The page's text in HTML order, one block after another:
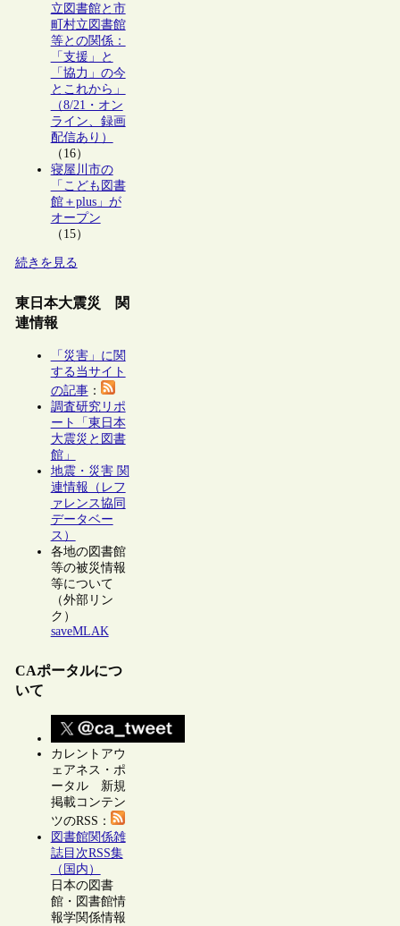
立図書館と市
町村立図書館
等との関係：
「支援」と
「協力」の今
とこれから」
（8/21・オン
ライン、録画
配信あり）
（16）
寝屋川市の
「こども図書
館＋plus」が
オープン
（15）
続きを見る
東日本大震災 関
連情報
「災害」に関
する当サイト
の記事：
調査研究リポ
ート「東日本
大震災と図書
館」
地震・災害 関
連情報（レフ
ァレンス協同
データベー
ス）
各地の図書館
等の被災情報
等について
（外部リン
ク）
saveMLAK
CAポータルにつ
いて
カレントアウ
ェアネス・ポ
ータル 新規
掲載コンテン
ツのRSS：
図書館関係雑
誌目次RSS集
（国内）
日本の図書
館・図書館情
報学関係情報